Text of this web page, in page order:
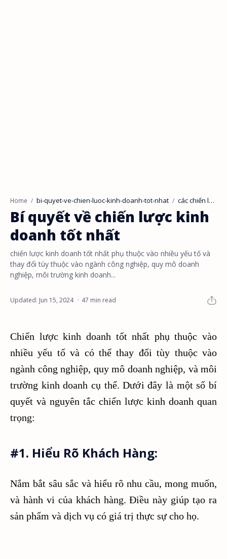
Home bi-quyet-ve-chien-luoc-kinh-doanh-tot-nhat các chiến lược kinh doanh
Bí quyết về chiến lược kinh
doanh tốt nhất
chiến lược kinh doanh tốt nhất phụ thuộc vào nhiều yếu tố và
thay đổi tùy thuộc vào ngành công nghiệp, quy mô doanh
nghiệp, môi trường kinh doanh...
47 min read
Chiến lược kinh doanh tốt nhất phụ thuộc vào
nhiều yếu tố và có thể thay đổi tùy thuộc vào
ngành công nghiệp, quy mô doanh nghiệp, và môi
trường kinh doanh cụ thể. Dưới đây là một số bí
quyết và nguyên tắc chiến lược kinh doanh quan
trọng:
#1. Hiểu Rõ Khách Hàng:
Nắm bắt sâu sắc và hiểu rõ nhu cầu, mong muốn,
và hành vi của khách hàng. Điều này giúp tạo ra
sản phẩm và dịch vụ có giá trị thực sự cho họ.